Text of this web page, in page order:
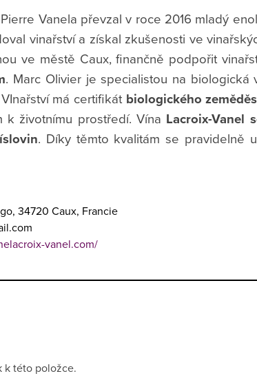
Vanela převzal v roce 2016 mladý
vinařství a získal zkušenosti ve
ve městě Caux, finančně podpořit
. Marc Olivier je specialistou na
má certifikát biologického
k životnímu prostředí. Vína Lacroix-Vanel
. Díky těmto kvalitám se pravidelně
34720 Caux, Francie
vanel.com/
k této položce.